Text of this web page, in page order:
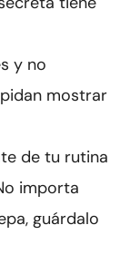
y no
mostrar
de tu rutina
importa
guárdalo